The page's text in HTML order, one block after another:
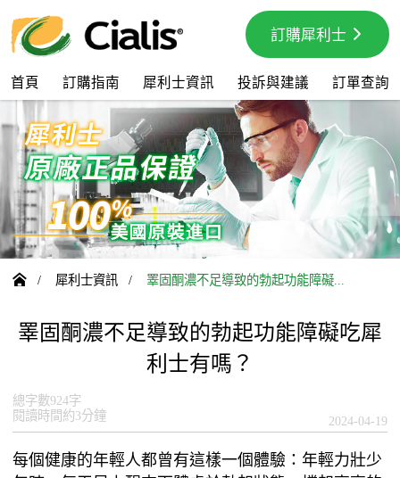
訂購犀利士
首頁 訂購指南 犀利士資訊 投訴與建議 訂單查詢
 / 犀利士資訊 / 睪固酮濃不足導致的勃起功能障礙...
睪固酮濃不足導致的勃起功能障礙吃犀
利士有嗎？
總字數924字
閱讀時間約3分鐘
2024-04-19
每個健康的年輕人都曾有這樣一個體驗：年輕力壯少